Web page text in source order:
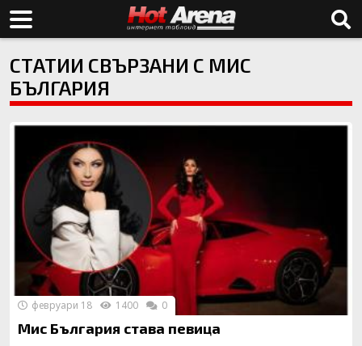
СТАТИИ СВЪРЗАНИ С МИС
БЪЛГАРИЯ
Мис България става певица
февруари 18 1400 0